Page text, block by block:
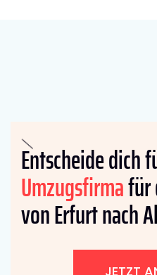
Entscheide dich
Umzugsfirmafür
von Erfurt nach
JETZT